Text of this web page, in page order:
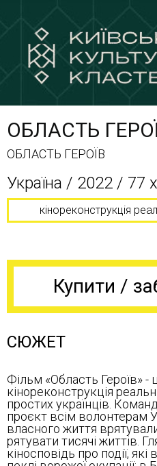
ОБЛАСТЬ
ОБЛАСТЬ ГЕРОЇВ
Україна / 2022 / 77
кінореконструкція
Купити /
СЮЖЕТ
Фільм «Область Героїв»
кінореконструкція
простих українців.
проєкт всім волонтерам
власного життя
рятувати тисячі життів.
кіносповідь про події,